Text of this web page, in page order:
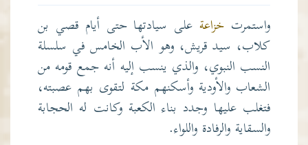
واستمرت خزاعة على سيادتها حتى أيام قصي بن
كلاب، سيد قريش، وهو الأب الخامس في سلسلة
النسب النبوي، والذي ينسب إليه أنه جمع قومه من
الشعاب والأودية وأسكنهم مكة لتقوى بهم عصبته،
فتغلب عليها وجدد بناء الكعبة وكانت له الحجابة
والسقاية والرفادة واللواء.